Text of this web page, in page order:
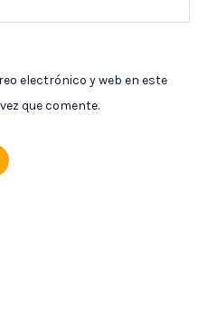
electrónico y web en este
que comente.